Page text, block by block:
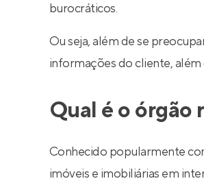
burocráticos.
Ou seja, além de se
informações do cliente,
Qual é o órgão
Conhecido popularmente
imóveis e imobiliárias em